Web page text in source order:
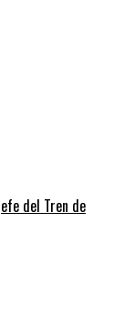
del Tren de